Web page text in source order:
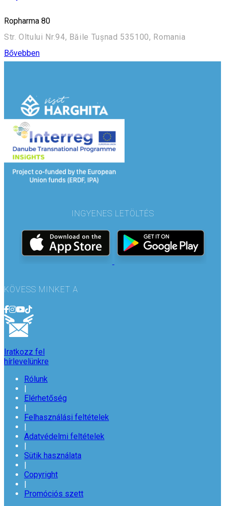
Ropharma 80
Str. Oltului Nr.94, Băile Tușnad 535100, Romania
Bővebben
INGYENES LETÖLTÉS
KÖVESS MINKET A
Iratkozz fel
hírlevelünkre
Rólunk
Elérhetőség
Felhasználási feltételek
Adatvédelmi feltételek
Sütik használata
Copyright
Promóciós szett